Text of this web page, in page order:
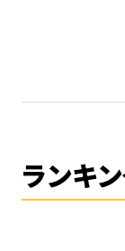
ランキ